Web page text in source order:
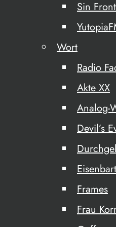
Sin
Wort
Radio
Akte XX
Analog-
Devil’s
Frames
Frau